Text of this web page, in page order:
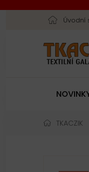
Úvodní
TKACZIK